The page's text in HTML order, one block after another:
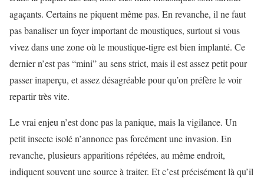
agaçants. Certains ne piquent même pas. En revanche, il ne faut
pas banaliser un foyer important de moustiques, surtout si vous
vivez dans une zone où le moustique-tigre est bien implanté. Ce
dernier n’est pas “mini” au sens strict, mais il est assez petit pour
passer inaperçu, et assez désagréable pour qu’on préfère le voir
repartir très vite.
Le vrai enjeu n’est donc pas la panique, mais la vigilance. Un
petit insecte isolé n’annonce pas forcément une invasion. En
revanche, plusieurs apparitions répétées, au même endroit,
indiquent souvent une source à traiter. Et c’est précisément là qu’il